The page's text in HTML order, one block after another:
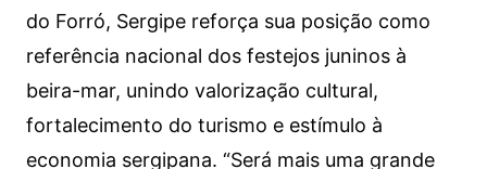
do Forró, Sergipe reforça sua posição como
referência nacional dos festejos juninos à
beira-mar, unindo valorização cultural,
fortalecimento do turismo e estímulo à
economia sergipana. “Será mais uma grande